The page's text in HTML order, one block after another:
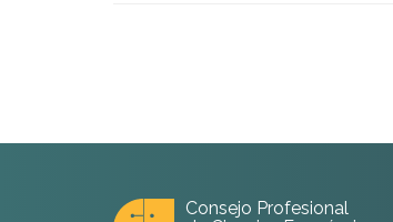
Consejo Profesional